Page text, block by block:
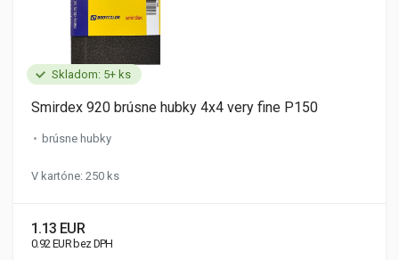
Skladom: 5+ ks
Smirdex 920 brúsne hubky 4x4 very fine P150
brúsne hubky
V kartóne: 250 ks
1.13 EUR
0.92 EUR bez DPH